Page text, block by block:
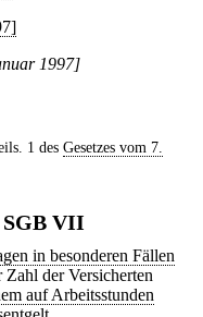
1997]
1 des Gesetzes vom 7.
SGB VII
in besonderen Fällen
der Versicherten
auf Arbeitsstunden